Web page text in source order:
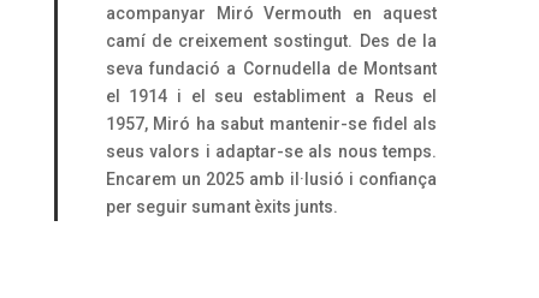
acompanyar Miró Vermouth en aquest
camí de creixement sostingut. Des de la
seva fundació a Cornudella de Montsant
el 1914 i el seu establiment a Reus el
1957, Miró ha sabut mantenir-se fidel als
seus valors i adaptar-se als nous temps.
Encarem un 2025 amb il·lusió i confiança
per seguir sumant èxits junts.